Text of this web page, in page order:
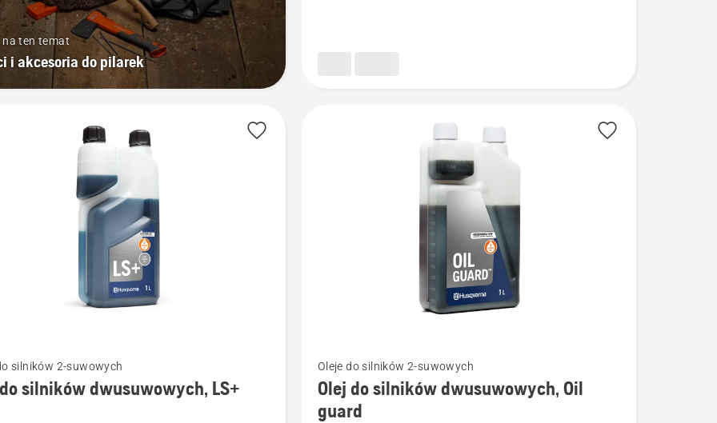
na ten temat
i akcesoria do pilarek
silników 2-suwowych
silników dwusuwowych, LS+
więcej
szczegółów
Oleje do silników 2-suwowych
Olej do silników dwusuwowych, Oil
guard